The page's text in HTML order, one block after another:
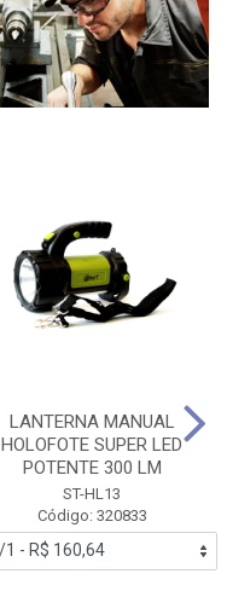
LANTERNA MANUAL
HOLOFOTE SUPER LED
POTENTE 300 LM
ST-HL13
Código: 320833